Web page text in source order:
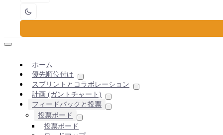
ホーム
優先順位付け
スプリントとコラボレーション
計画 (ガントチャート)
フィードバックと投票
投票ボード
投票ボード